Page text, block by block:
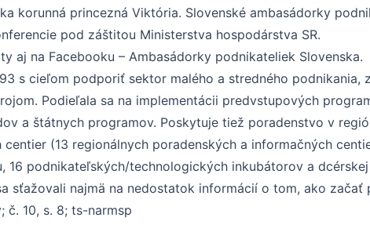
korunná princezná Viktória. Slovenské ambasádorky
pod záštitou Ministerstva hospodárstva SR.
aj na Facebooku – Ambasádorky podnikateliek Slovenska.
s cieľom podporiť sektor malého a stredného podnikania,
Podieľala sa na implementácii predvstupových
a štátnych programov. Poskytuje tiež poradenstvo v
(13 regionálnych poradenských a informačných
16 podnikateľských/technologických inkubátorov a
sťažovali najmä na nedostatok informácií o tom, ako začať
č. 10, s. 8; ts-narmsp